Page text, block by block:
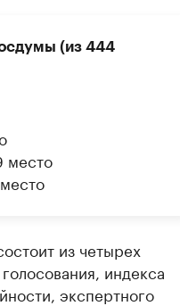
(из 444
место
из четырех
индекса
экспертного